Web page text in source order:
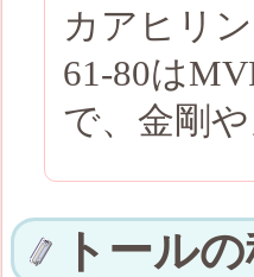
カアヒリ
61-80は
で、金剛
トール